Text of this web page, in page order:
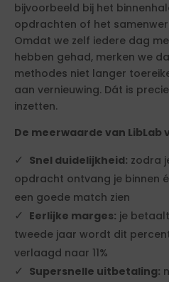
bijvoorbeeld bij het
opdrachten of het
Omdat we zelf iedere dag
hebben gehad, merken we
methodes niet langer
aan vernieuwing. Dát is
inzetten.
De meerwaarde van
Snel duidelijkheid: zodra
opdracht ontvang je binnen
een goede match zien
Eerlijke marges: je
tweede jaar wordt dit
verlaagd naar 11%
Supersnelle uitbetaling: